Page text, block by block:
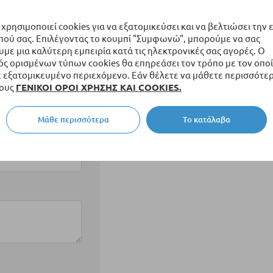
cookies για να εξατομικεύσει και να βελτιώσει την
σας. Επιλέγοντας το κουμπί "Συμφωνώ", μπορούμε να σας
μια καλύτερη εμπειρία κατά τις ηλεκτρονικές σας αγορές. Ο
ορισμένων τύπων cookies θα επηρεάσει τον τρόπο με τον
περιεχόμενο. Εάν θέλετε να μάθετε
ΓΕΝΙΚΟΙ ΟΡΟΙ ΧΡΗΣΗΣ ΚΑΙ COOKIES.
Το κατάλαβα
Μάθε περισσότερα